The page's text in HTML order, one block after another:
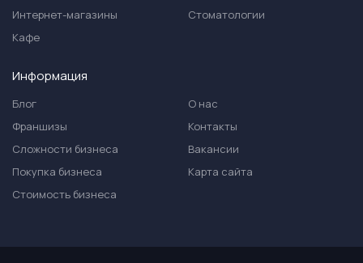
Интернет-магазины
Кафе
Стоматологии
Информация
Блог
Франшизы
Сложности бизнеса
Покупка бизнеса
Стоимость бизнеса
О нас
Контакты
Вакансии
Карта сайта